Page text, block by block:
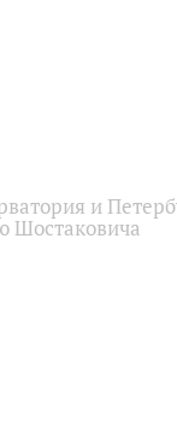
и
Шостаковича